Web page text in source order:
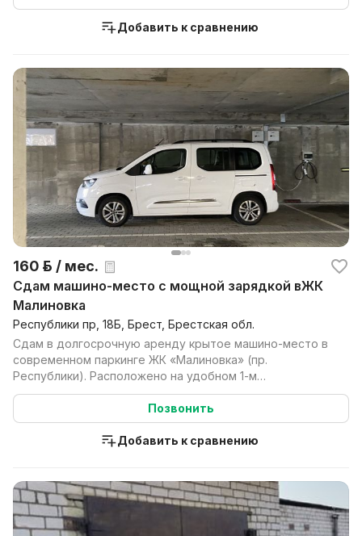
Добавить к сравнению
160 р. / мес.
Сдам машино-место с мощной зарядкой вЖК
Малиновка
Республики пр, 18Б, Брест, Брестская обл.
Сдам в долгосрочную аренду крытое машино-место в
современном паркинге ЖК «Малиновка» (пр.
Республики). Расположено на удобном 1-м
уровне.Место оборудо...
Позвонить
Добавить к сравнению